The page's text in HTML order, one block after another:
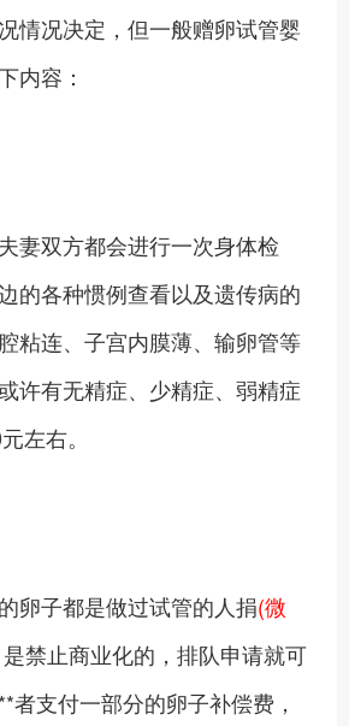
情况决定，但一般赠卵试管婴
内容：
妻双方都会进行一次身体检
的各种惯例查看以及遗传病的
粘连、子宫内膜薄、输卵管等
许有无精症、少精症、弱精症
左右。
卵子都是做过试管的人捐(微
禁止商业化的，排队申请就可
者支付一部分的卵子补偿费，